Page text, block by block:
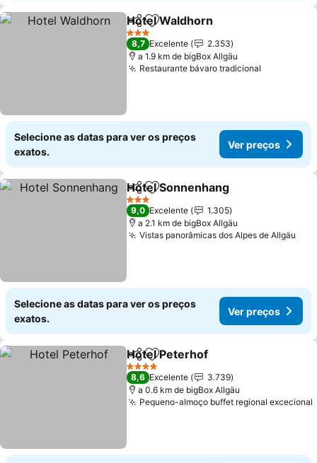
PartilharAdicionar aos favoritos
Hotel Waldhorn
3 Estrelas
8,7 Excelente
2.353
a 1.9 km de bigBox Allgäu
Restaurante bávaro tradicional
Selecione as datas para ver os preços
exatos.
Ver preços
PartilharAdicionar aos favoritos
Hotel Sonnenhang
3 Estrelas
9,0 Excelente
1.305
a 2.1 km de bigBox Allgäu
Vistas panorâmicas dos Alpes de Allgäu
Selecione as datas para ver os preços
exatos.
Ver preços
PartilharAdicionar aos favoritos
Hotel Peterhof
4 Estrelas
8,6 Excelente
3.739
a 0.6 km de bigBox Allgäu
Pequeno-almoço buffet regional excecional